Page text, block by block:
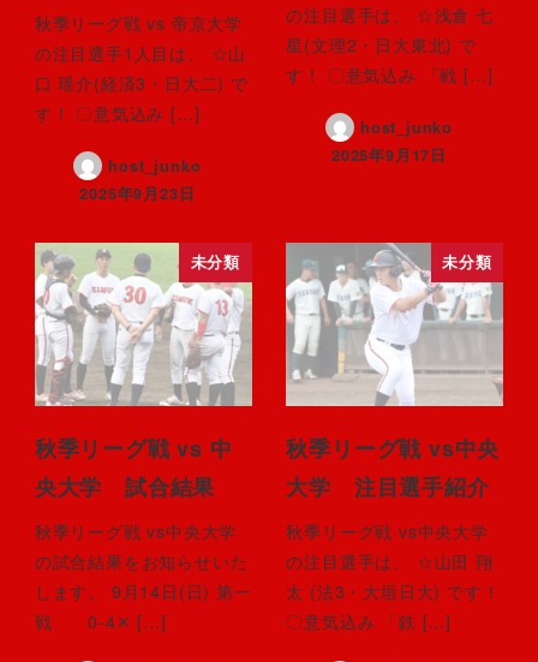
秋季リーグ戦 vs 帝京大学
の注目選手1人目は、 ☆山
口 瑶介(経済3・日大二) で
す！ 〇意気込み […]
host_junko
2025年9月23日
の注目選手は、 ☆浅倉 七
星(文理2・日大東北) で
す！ 〇意気込み 「戦 […]
host_junko
2025年9月17日
未分類
秋季リーグ戦 vs 中
央大学 試合結果
秋季リーグ戦 vs中央大学
の試合結果をお知らせいた
します。 9月14日(日) 第一
戦 0-4‪✕‬ […]
未分類
秋季リーグ戦 vs中央
大学 注目選手紹介
秋季リーグ戦 vs中央大学
の注目選手は、 ☆山田 翔
太 (法3・大垣日大) です！
〇意気込み 「鉄 […]